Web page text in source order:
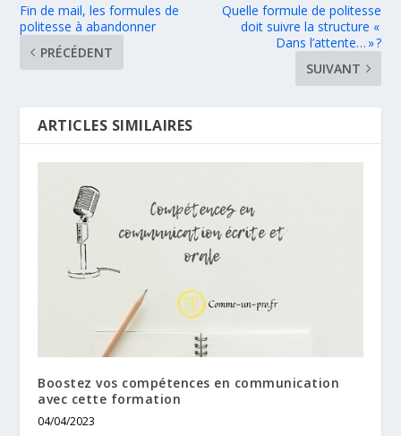
Fin de mail, les formules de
politesse à abandonner
PRÉCÉDENT
Quelle formule de politesse
doit suivre la structure «
Dans l’attente… » ?
SUIVANT
ARTICLES SIMILAIRES
Boostez vos compétences en communication
avec cette formation
04/04/2023